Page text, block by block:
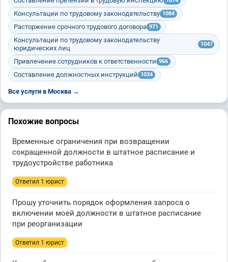
Консультации по трудовому законодательству 1084
Расторжение срочного трудового договора 971
Консультации по трудовому законодательству
юридических лиц
1047
Привлечение сотрудников к ответственности 966
Составление должностных инструкций 1034
Все услуги в Москва →
Похожие вопросы
Временные ограничения при возвращении
сокращенной должности в штатное расписание и
трудоустройстве работника
Ответил 1 юрист
Прошу уточнить порядок оформления запроса о
включении моей должности в штатное расписание
при реорганизации
Ответил 1 юрист